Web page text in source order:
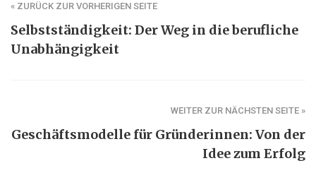
« ZURÜCK ZUR VORHERIGEN SEITE
Selbstständigkeit: Der Weg in die berufliche
Unabhängigkeit
WEITER ZUR NÄCHSTEN SEITE »
Geschäftsmodelle für Gründerinnen: Von der
Idee zum Erfolg